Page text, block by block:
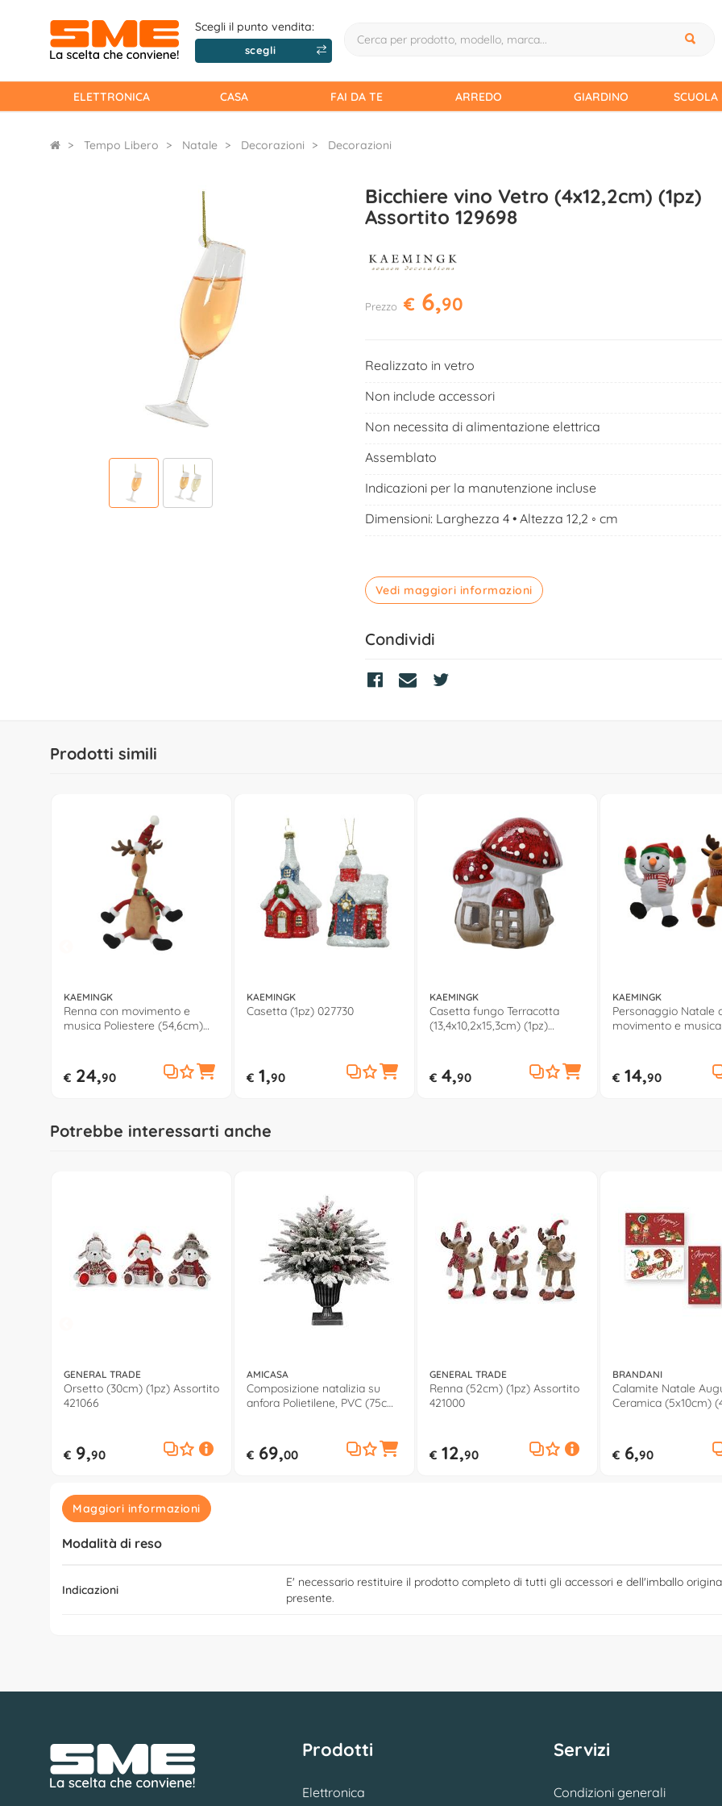
Scegli il punto vendita:
scegli
ELETTRONICA CASA FAI DA TE ARREDO GIARDINO SCUOLA
Tempo Libero Natale Decorazioni Decorazioni
Bicchiere vino Vetro (4x12,2cm) (1pz)
Assortito 129698
Prezzo € 6,90
Realizzato in vetro
Non include accessori
Non necessita di alimentazione elettrica
Assemblato
Indicazioni per la manutenzione incluse
Dimensioni: Larghezza 4 • Altezza 12,2 ◦ cm
Vedi maggiori informazioni
Condividi
Prodotti simili
KAEMINGK
Renna con movimento e
musica Poliestere (54,6cm)
€ 24,90
KAEMINGK
Casetta (1pz) 027730
€ 1,90
KAEMINGK
Casetta fungo Terracotta
(13,4x10,2x15,3cm) (1pz)
€ 4,90
KAEMINGK
Personaggio Natale
movimento e musica
€ 14,90
Potrebbe interessarti anche
GENERAL TRADE
Orsetto (30cm) (1pz) Assortito
421066
€ 9,90
AMICASA
Composizione natalizia su
anfora Polietilene, PVC (75cm)
€ 69,00
GENERAL TRADE
Renna (52cm) (1pz) Assortito
421000
€ 12,90
BRANDANI
Calamite Natale
Ceramica (5x10cm)
€ 6,90
Maggiori informazioni
Modalità di reso
Indicazioni
E' necessario restituire il prodotto completo di tutti gli accessori e dell'imballo
presente.
Prodotti
Elettronica
Servizi
Condizioni generali